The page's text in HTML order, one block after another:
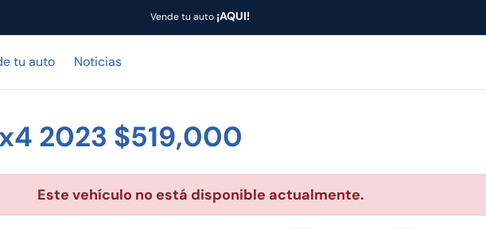
Vende tu auto¡AQUI!
tu auto Noticias
2023 $519,000
Este vehículo no está disponible actualmente.